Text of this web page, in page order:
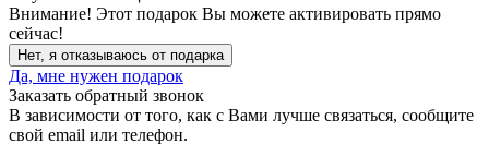
Внимание! Этот подарок Вы можете активировать прямо
сейчас!
Нет, я отказываюсь от подарка
Да, мне нужен подарок
Заказать обратный звонок
В зависимости от того, как с Вами лучше связаться, сообщите
свой email или телефон.